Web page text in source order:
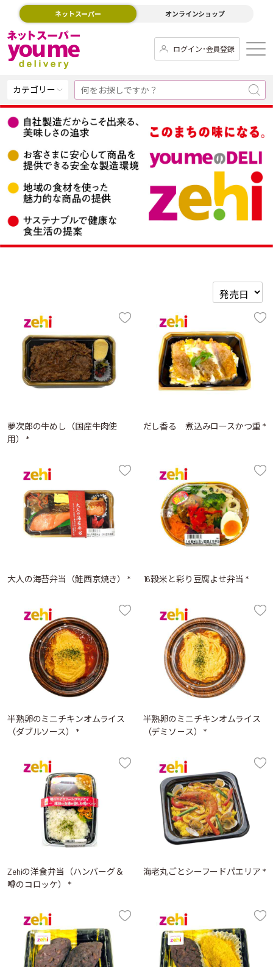
ネットスーパー オンラインショップ
ログイン･会員登録
カテゴリー
夢次郎の牛めし（国産牛肉使
用） *
だし香る 煮込みロースかつ重 *
大人の海苔弁当（鮭西京焼き） * 16穀米と彩り豆腐よせ弁当 *
半熟卵のミニチキンオムライス
（ダブルソース） *
半熟卵のミニチキンオムライス
（デミソ－ス） *
Zehiの洋食弁当（ハンバーグ＆
噂のコロッケ） *
海老丸ごとシーフードパエリア *